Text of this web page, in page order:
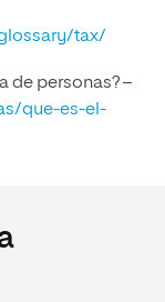
tax/
de personas? –
que-es-el-